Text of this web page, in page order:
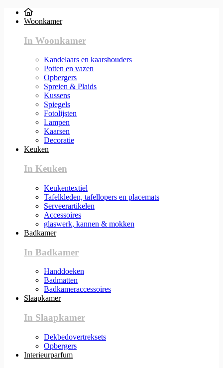
Woonkamer
In Woonkamer
Kandelaars en kaarshouders
Potten en vazen
Opbergers
Spreien & Plaids
Kussens
Spiegels
Fotolijsten
Lampen
Kaarsen
Decoratie
Keuken
In Keuken
Keukentextiel
Tafelkleden, tafellopers en placemats
Serveerartikelen
Accessoires
glaswerk, kannen & mokken
Badkamer
In Badkamer
Handdoeken
Badmatten
Badkameraccessoires
Slaapkamer
In Slaapkamer
Dekbedovertreksets
Opbergers
Interieurparfum